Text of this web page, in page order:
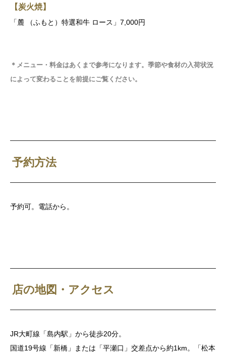
【炭火焼】
「麓 （ふもと）特選和牛 ロース」7,000円
＊ メニュー・料金はあくまで参考になります。季節や食材の入荷状況
によって変わることを前提にご覧ください。
予約方法
予約可。電話から。
店の地図・アクセス
JR大町線「島内駅」から徒歩20分。
国道19号線「新橋」または「平瀬口」交差点から約1km。「松本